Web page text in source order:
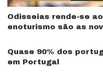
Odisseias rende-se
enoturismo são as
Quase 90% dos
em Portugal